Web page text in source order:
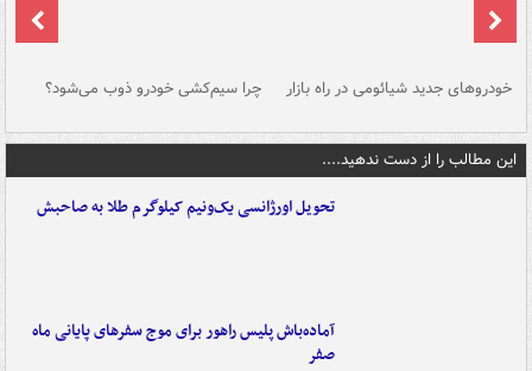
خودروهای جدید شیائومی در راه بازار چرا سیم‌کشی خودرو ذوب می‌شود؟
این مطالب را از دست ندهید....
تحویل اورژانسی یک‌ونیم کیلوگرم طلا به صاحبش
آماده‌باش پلیس راهور برای موج سفرهای پایانی ماه
صفر